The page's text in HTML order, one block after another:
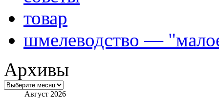
товар
шмелеводство —
Архивы
Август 2026